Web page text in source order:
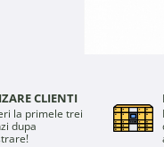
CLIENTI
la primele trei
dupa